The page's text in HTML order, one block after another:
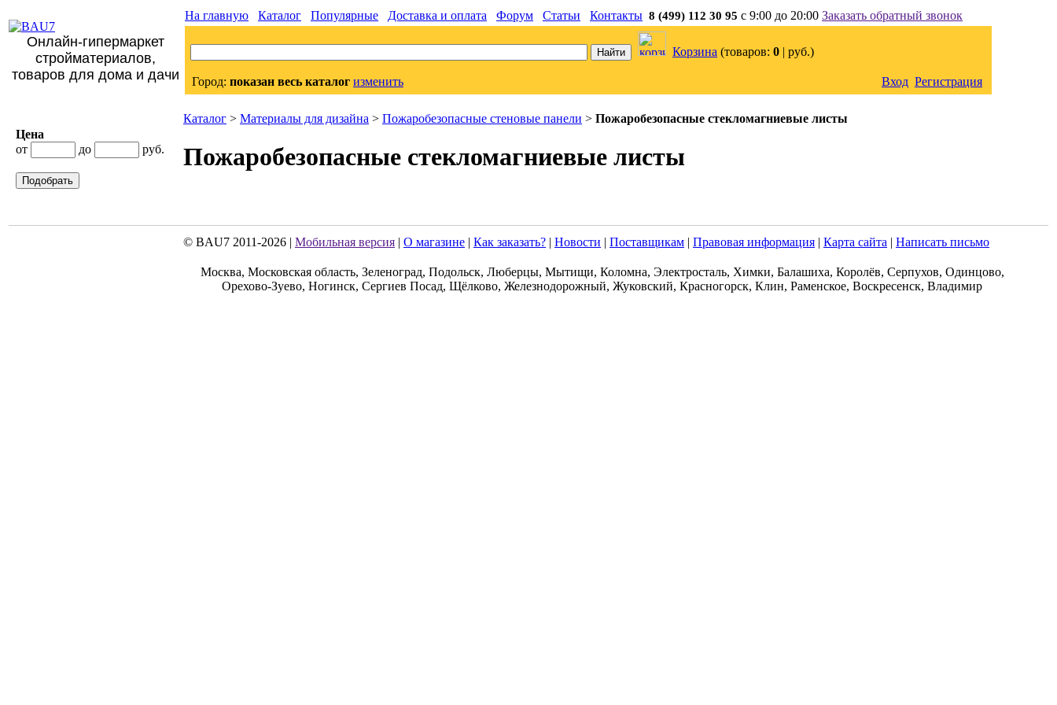
Онлайн-гипермаркет
стройматериалов,
товаров для дома и дачи
На главную Каталог Популярные Доставка и оплата Форум Статьи Контакты 8 (499) 112 30 95 с 9:00 до 20:00 Заказать обратный звонок
Корзина (товаров: 0 | руб.)
Город: показан весь каталог изменить Вход Регистрация
Цена
от
до руб.
Подобрать
Каталог > Материалы для дизайна > Пожаробезопасные стеновые панели > Пожаробезопасные стекломагниевые листы
Пожаробезопасные стекломагниевые листы
© BAU7 2011-2026 | Мобильная версия | О магазине | Как заказать? | Новости | Поставщикам | Правовая информация | Карта сайта | Написать письмо
Москва, Московская область, Зеленоград, Подольск, Люберцы, Мытищи, Коломна, Электросталь, Химки, Балашиха, Королёв, Серпухов, Одинцово,
Орехово-Зуево, Ногинск, Сергиев Посад, Щёлково, Железнодорожный, Жуковский, Красногорск, Клин, Раменское, Воскресенск, Владимир